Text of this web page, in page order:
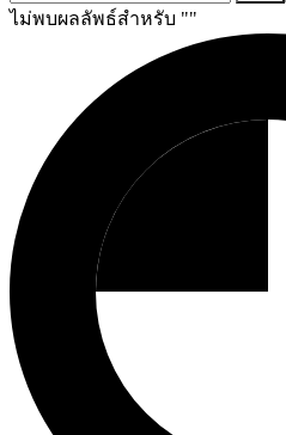
ไม่พบผลลัพธ์สำหรับ ""